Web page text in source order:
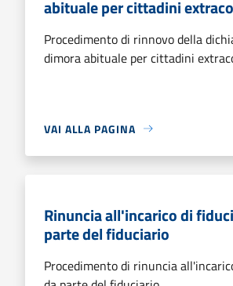
abituale per cittadini
Procedimento di rinnovo della
dimora abituale per cittadini
VAI ALLA PAGINA
Rinuncia all'incarico di
parte del fiduciario
Procedimento di rinuncia